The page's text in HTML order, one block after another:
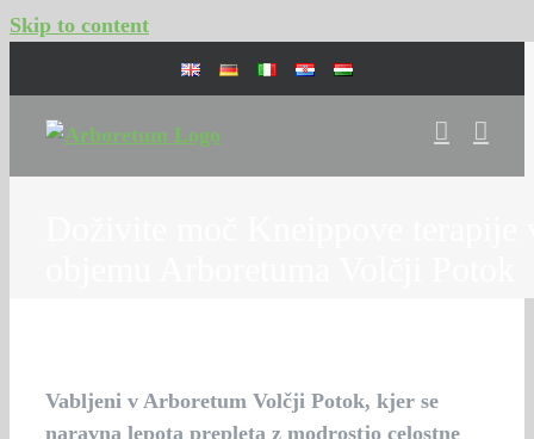
Skip to content
Vabljeni v Arboretum Volčji Potok, kjer se
naravna lepota prepleta z modrostjo celostne